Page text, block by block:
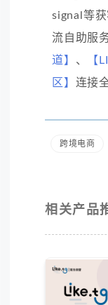
signal等
流自助服
道】 、
【
区】 连接
跨境电商
相关产品